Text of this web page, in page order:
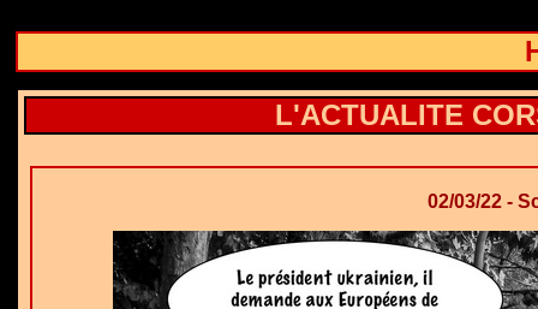
L'ACTUALITE
02/03/22 -